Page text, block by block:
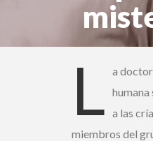
L
a
humana
a las
miembros del